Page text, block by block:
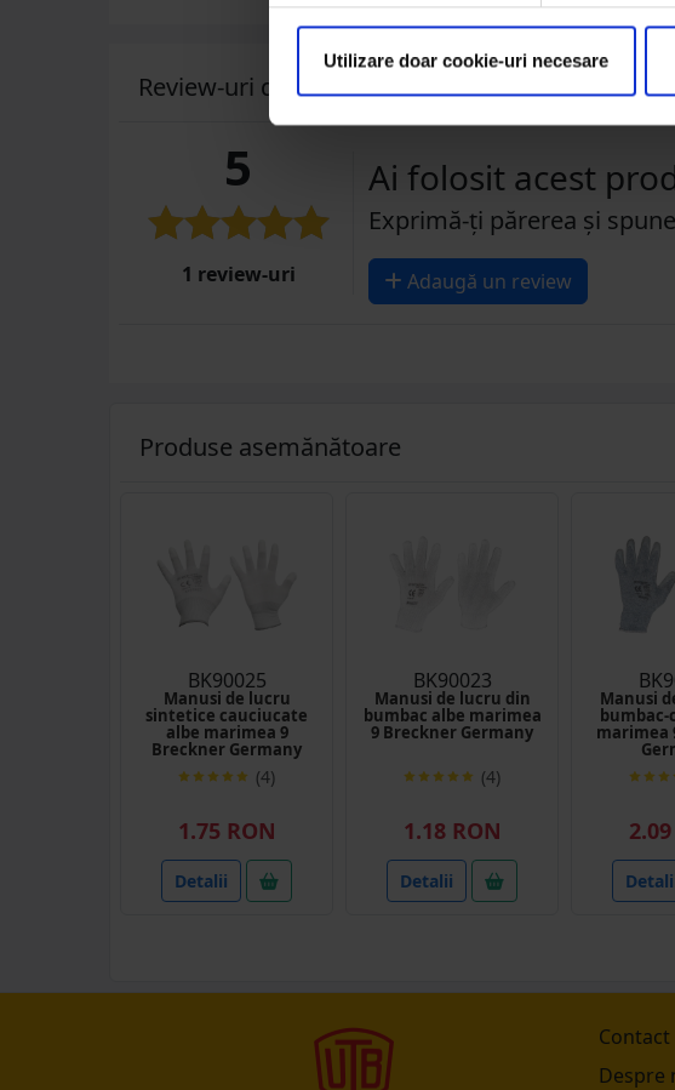
Utilizare doar cookie-uri necesare
Review-uri despre produs ( 1 )
5
1 review-uri
Ai folosit acest
Exprimă-ți părerea și
Adaugă un review
Produse asemănătoare
BK90025
Manusi de lucru
sintetice cauciucate
albe marimea 9
Breckner Germany
(4)
1.75 RON
Detalii
BK90023
Manusi de lucru din
bumbac albe marimea
9 Breckner Germany
(4)
1.18 RON
Detalii
Manusi
marimea
Contact
Despre